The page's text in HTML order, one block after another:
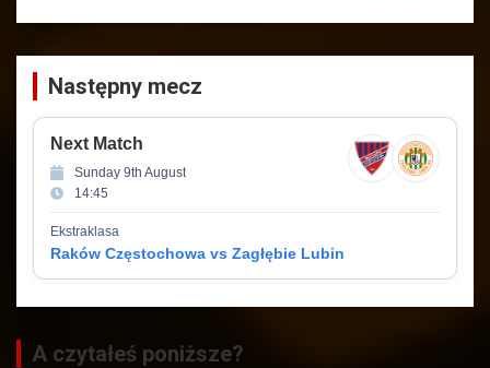
Następny mecz
Next Match
Sunday 9th August
14:45
Ekstraklasa
Raków Częstochowa vs Zagłębie Lubin
A czytałeś poniższe?